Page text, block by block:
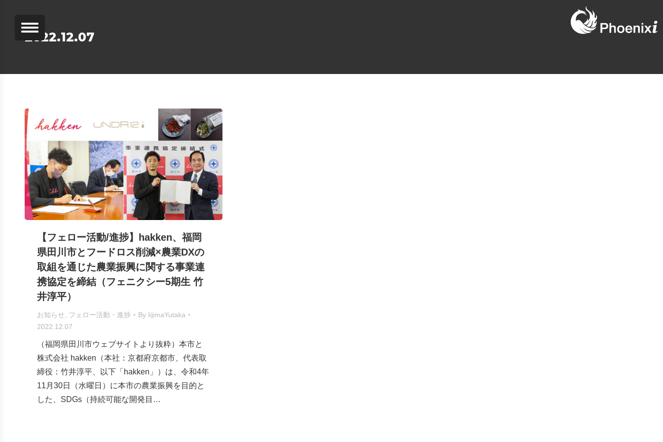
2022.12.07
【フェロー活動/進捗】hakken、福岡
県田川市とフードロス削減×農業DXの
取組を通じた農業振興に関する事業連
携協定を締結（フェニクシー5期生 竹
井淳平）
お知らせ フェロー活動・進捗 By IijimaYutaka
2022.12.07
（福岡県田川市ウェブサイトより抜粋）本市と
株式会社 hakken（本社：京都府京都市、代表取
締役：竹井淳平、以下「hakken」）は、令和4年
11月30日（水曜日）に本市の農業振興を目的と
した、SDGs（持続可能な開発目…